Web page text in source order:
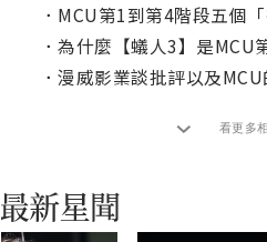
． MCU第1到第4階段五個
． 為什麼【蟻人3】是MCU
． 漫威影業談批評以及
看更多